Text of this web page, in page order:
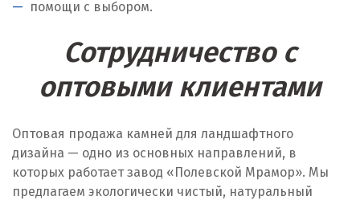
Нефтеюганск
Нижневартовск
Нижний Новгород
Новгород
Новокоалиновый
помощи с выбором.
Сотрудничество с
оптовыми клиентами
Оптовая продажа камней для ландшафтного
дизайна — одно из основных направлений, в
которых работает завод «Полевской Мрамор». Мы
предлагаем экологически чистый, натуральный